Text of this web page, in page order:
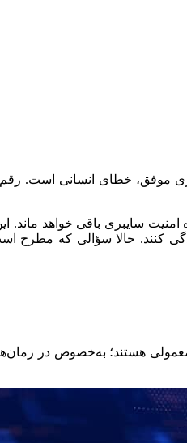
سایبری باقی خواهد ماند.
کنند. حالا سؤالی که
معمولی هستند؛ به‌خصوص در